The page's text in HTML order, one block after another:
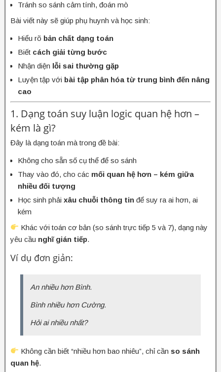
Tránh so sánh cảm tính, đoán mò
Bài viết này sẽ giúp phụ huynh và học sinh:
Hiểu rõ bản chất dạng toán
Biết cách giải từng bước
Nhận diện lỗi sai thường gặp
Luyện tập với bài tập phân hóa từ trung bình đến nâng
cao
1. Dạng toán suy luận logic quan hệ hơn –
kém là gì?
Đây là dạng toán mà trong đề bài:
Không cho sẵn số cụ thể để so sánh
Thay vào đó, cho các mối quan hệ hơn – kém giữa
nhiều đối tượng
Học sinh phải xâu chuỗi thông tin để suy ra ai hơn, ai
kém
Khác với toán cơ bản (so sánh trực tiếp 5 và 7), dạng này
yêu cầu nghĩ gián tiếp.
Ví dụ đơn giản:
An nhiều hơn Bình.
Bình nhiều hơn Cường.
Hỏi ai nhiều nhất?
Không cần biết “nhiều hơn bao nhiêu”, chỉ cần so sánh
quan hệ.